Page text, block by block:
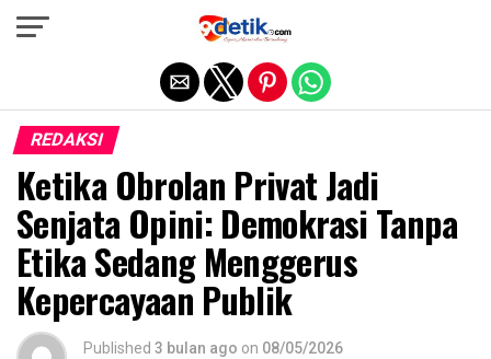
REDAKSI
Ketika Obrolan Privat Jadi
Senjata Opini: Demokrasi Tanpa
Etika Sedang Menggerus
Kepercayaan Publik
Published 3 bulan ago on 08/05/2026
Exit mobile version